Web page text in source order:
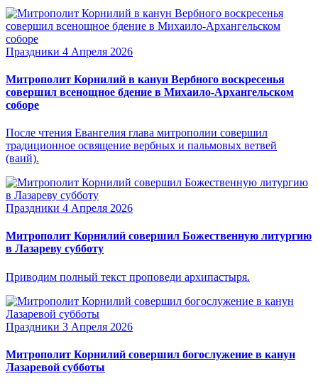
Праздники 4 Апреля 2026
Митрополит Корнилий в канун Вербного воскресенья
совершил всенощное бдение в Михаило-Архангельском
соборе
После чтения Евангелия глава митрополии совершил
традиционное освящение вербных и пальмовых ветвей
(ваий).
Праздники 4 Апреля 2026
Митрополит Корнилий совершил Божественную литургию
в Лазареву субботу
Приводим полный текст проповеди архипастыря.
Праздники 3 Апреля 2026
Митрополит Корнилий совершил богослужение в канун
Лазаревой субботы